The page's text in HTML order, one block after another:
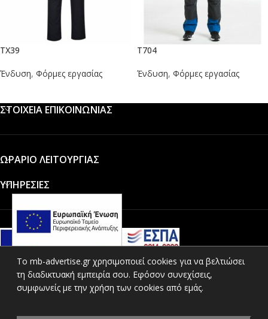
TX39
Ένδυση, Φόρμες εργασίας
Τ704
Ένδυση, Φόρμες εργασίας
ΣΤΟΙΧΕΙΑ ΕΠΙΚΟΙΝΩΝΙΑΣ
ΩΡΑΡΙΟ ΛΕΙΤΟΥΡΓΙΑΣ
ΥΠΗΡΕΣΙΕΣ
ΚΑΤΗΓΟΡΙΕΣ ΠΡΟΪΟΝΤΩΝ
To mb-advertise.gr χρησιμοποιεί cookies για να βελτιώσει
τη διαδικτυακή εμπειρία σου. Εφόσον συνεχίσεις,
συμφωνείς με την χρήση των cookies από εμάς.